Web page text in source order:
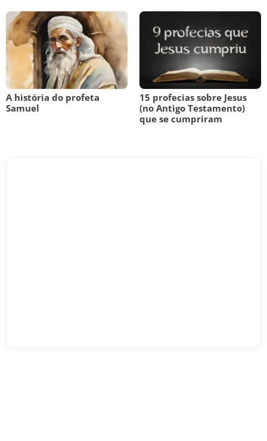
A história do profeta
Samuel
15 profecias sobre Jesus
(no Antigo Testamento)
que se cumpriram